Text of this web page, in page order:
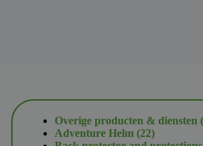
Overige producten & diensten
Adventure Helm 2222